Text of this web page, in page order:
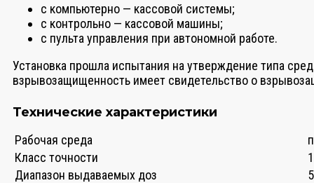
с компьютерно — кассовой системы;
с контрольно — кассовой машины;
с пульта управления при автономной работе.
Установка прошла испытания на утверждение типа
взрывозащищенность имеет свидетельство о
Технические характеристики
Рабочая среда
Класс точности
Диапазон выдаваемых доз